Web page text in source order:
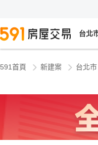
台北
591首頁 新建案 台北市